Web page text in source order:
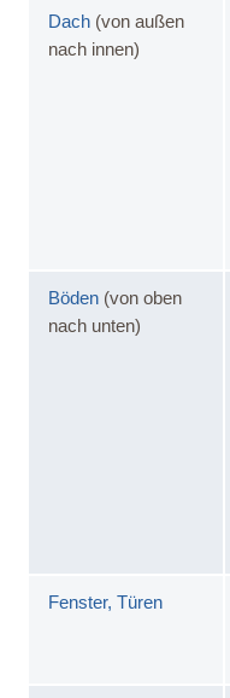
Dach (von außen
nach innen)
Böden (von oben
nach unten)
Fenster, Türen